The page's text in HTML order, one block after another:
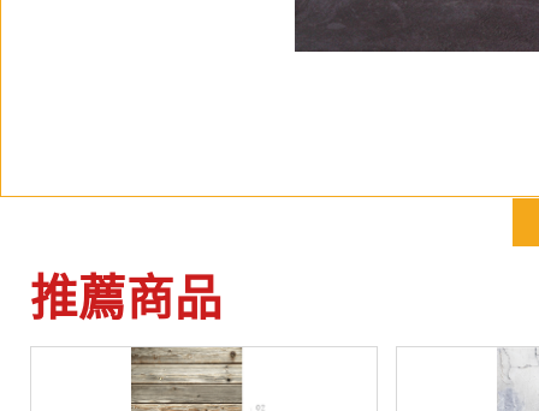
推薦商品